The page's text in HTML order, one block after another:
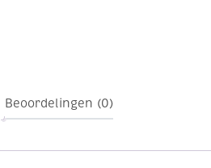
Beoordelingen (0)